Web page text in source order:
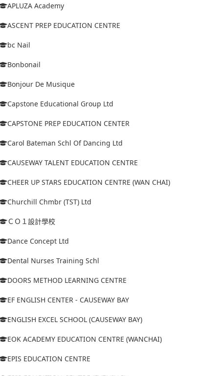
APLUZA Academy
ASCENT PREP EDUCATION CENTRE
bc Nail
Bonbonail
Bonjour De Musique
Capstone Educational Group Ltd
CAPSTONE PREP EDUCATION CENTER
Carol Bateman Schl Of Dancing Ltd
CAUSEWAY TALENT EDUCATION CENTRE
CHEER UP STARS EDUCATION CENTRE (WAN CHAI)
Churchill Chmbr (TST) Ltd
ＣＯ１設計學校
Dance Concept Ltd
Dental Nurses Training Schl
DOORS METHOD LEARNING CENTRE
EF ENGLISH CENTER - CAUSEWAY BAY
ENGLISH EXCEL SCHOOL (CAUSEWAY BAY)
EOK ACADEMY EDUCATION CENTRE (WANCHAI)
EPIS EDUCATION CENTRE